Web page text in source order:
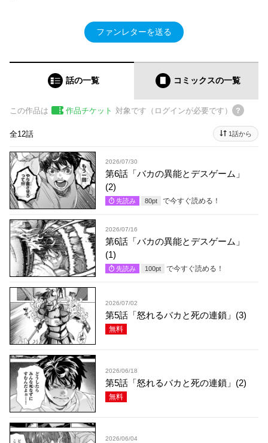
ファンレターを送る
話の一覧 コミックスの一覧
この作品は 作品チケット 対象です（ログインが必要です）
全12話 1話から
2026/07/30
第6話「バカの異能とデスゲーム」
(2)
先読み 80pt で今すぐ読める！
2026/07/16
第6話「バカの異能とデスゲーム」
(1)
先読み 100pt で今すぐ読める！
2026/07/02
第5話「怒れるバカと死の連鎖」(3)
無料
2026/06/18
第5話「怒れるバカと死の連鎖」(2)
無料
2026/06/04